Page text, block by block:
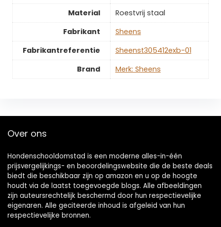
Material
‎Roestvrij staal
Fabrikant
‎Sheens
Fabrikantreferentie
‎Sheenst305412exb-01
Brand
Merk: Sheens
Over ons
Hondenschooldomstad is een moderne alles-in-één
prijsvergelijkings- en beoordelingswebsite die de beste deals
biedt die beschikbaar zijn op amazon en u op de hoogte
houdt via de laatst toegevoegde blogs. Alle afbeeldingen
zijn auteursrechtelijk beschermd door hun respectievelijke
eigenaren. Alle geciteerde inhoud is afgeleid van hun
respectievelijke bronnen.